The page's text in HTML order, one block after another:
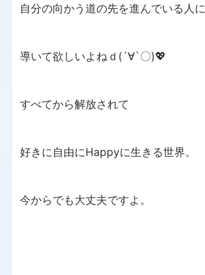
自分の向かう道の先を進んでいる人に
導いて欲しいよねｄ(´∀`〇)💖
すべてから解放されて
好きに自由にHappyに生きる世界。
今からでも大丈夫ですよ。